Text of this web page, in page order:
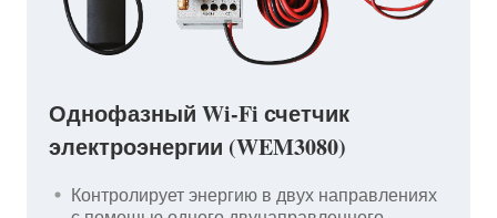
Однофазный Wi-Fi счетчик
электроэнергии (WEM3080)
Контролирует энергию в двух направлениях